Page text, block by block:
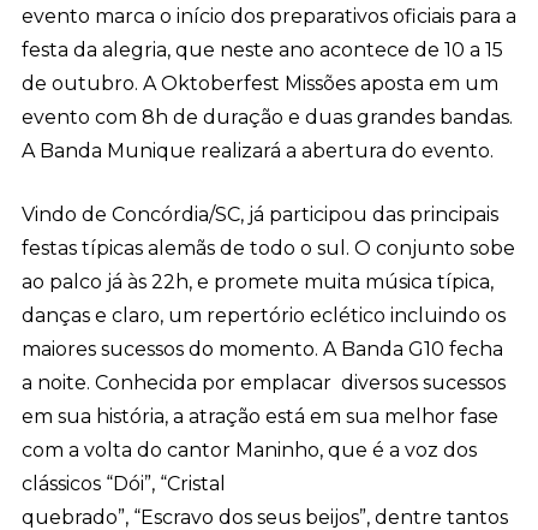
evento marca o início dos preparativos oficiais para a
festa da alegria, que neste ano acontece de 10 a 15
de outubro. A Oktoberfest Missões aposta em um
evento com 8h de duração e duas grandes bandas.
A Banda Munique realizará a abertura do evento.
Vindo de Concórdia/SC, já participou das principais
festas típicas alemãs de todo o sul. O conjunto sobe
ao palco já às 22h, e promete muita música típica,
danças e claro, um repertório eclético incluindo os
maiores sucessos do momento. A Banda G10 fecha
a noite. Conhecida por emplacar diversos sucessos
em sua história, a atração está em sua melhor fase
com a volta do cantor Maninho, que é a voz dos
clássicos “Dói”, “Cristal
quebrado”, “Escravo dos seus beijos”, dentre tantos